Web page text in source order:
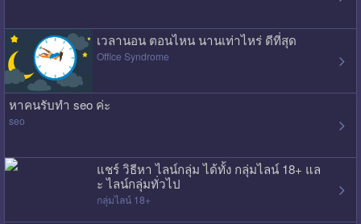
เวลานอน ตอนไหน นานเท่าไหร่ ดีที่สุด
Office Syndrome
หาคนรับทำ seo ค่ะ
seo
แชร์ วิธีหา ไลน์กลุ่ม ได้ทั้ง กลุ่มไลน์ 18+ แล
ะ ไลน์กลุ่มทั่วไป
กลุ่มไลน์ 18+